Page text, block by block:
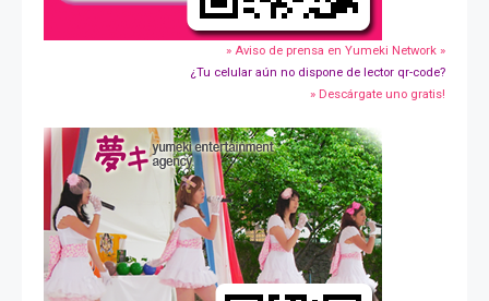
» Aviso de prensa en Yumeki Network »
¿Tu celular aún no dispone de lector qr-code?
» Descárgate uno gratis!